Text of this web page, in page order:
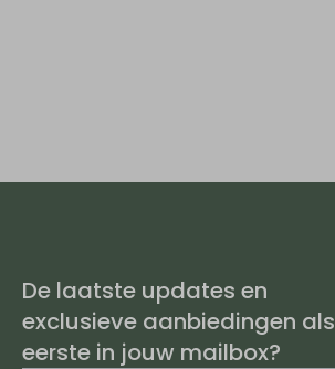
De laatste updates en
exclusieve aanbiedingen als
eerste in jouw mailbox?